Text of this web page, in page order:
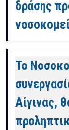
δράσης
Το
Αίγινας,